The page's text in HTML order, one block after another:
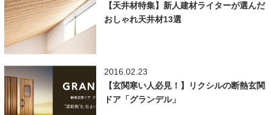
【天井材特集】新人建材ライターが選んだ
おしゃれ天井材13選
2016.02.23
【玄関寒い人必見！】リクシルの断熱玄関
ドア「グランデル」